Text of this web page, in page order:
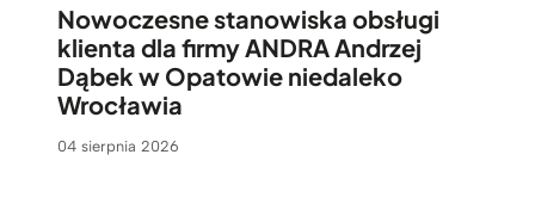
Nowoczesne stanowiska obsługi
klienta dla firmy ANDRA Andrzej
Dąbek w Opatowie niedaleko
Wrocławia
04 sierpnia 2026